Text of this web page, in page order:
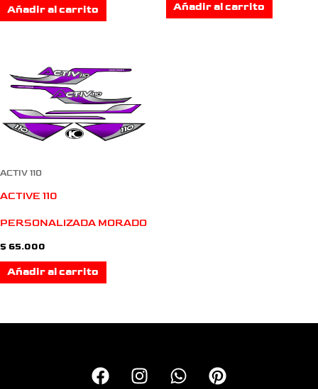
Añadir al carrito Añadir al carrito
ACTIV 110
ACTIVE 110
PERSONALIZADA MORADO
$ 65.000
Añadir al carrito